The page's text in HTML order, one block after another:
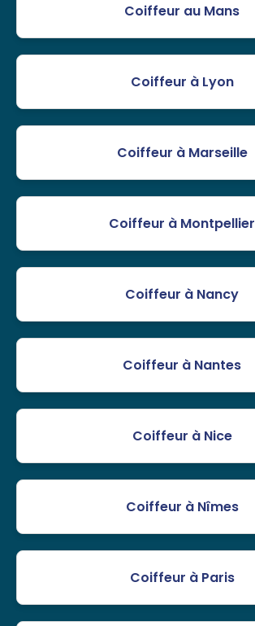
Coiffeur au Mans
Coiffeur à Lyon
Coiffeur à Marseille
Coiffeur à Montpellier
Coiffeur à Nancy
Coiffeur à Nantes
Coiffeur à Nice
Coiffeur à Nîmes
Coiffeur à Paris